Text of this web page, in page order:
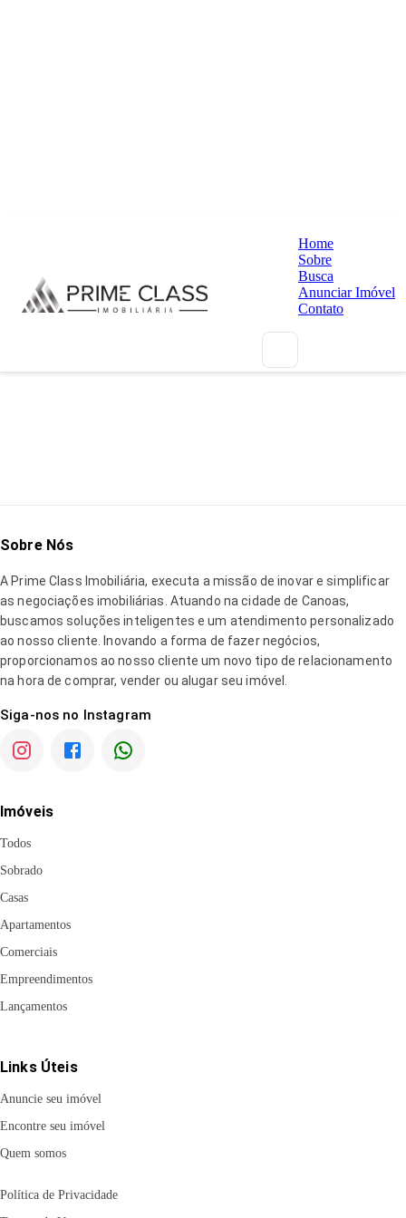
Home
Sobre
Busca
Anunciar Imóvel
Contato
Sobre Nós
A Prime Class Imobiliária, executa a missão de inovar e simplificar
as negociações imobiliárias. Atuando na cidade de Canoas,
buscamos soluções inteligentes e um atendimento personalizado
ao nosso cliente. Inovando a forma de fazer negócios,
proporcionamos ao nosso cliente um novo tipo de relacionamento
na hora de comprar, vender ou alugar seu imóvel.
Siga-nos no Instagram
Imóveis
Todos
Sobrado
Casas
Apartamentos
Comerciais
Empreendimentos
Lançamentos
Links Úteis
Anuncie seu imóvel
Encontre seu imóvel
Quem somos
Política de Privacidade